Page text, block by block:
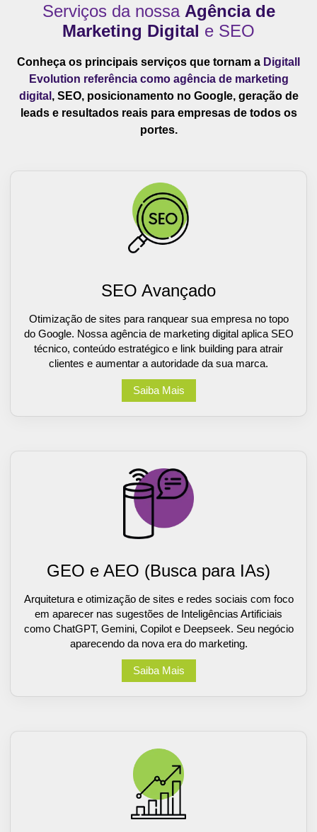
Serviços da nossa Agência de
Marketing Digital e SEO
Conheça os principais serviços que tornam a Digitall
Evolution referência como agência de marketing
digital , SEO, posicionamento no Google, geração de
leads e resultados reais para empresas de todos os
portes.
SEO Avançado
Otimização de sites para ranquear sua empresa no topo
do Google. Nossa agência de marketing digital aplica SEO
técnico, conteúdo estratégico e link building para atrair
clientes e aumentar a autoridade da sua marca.
Saiba Mais
GEO e AEO (Busca para IAs)
Arquitetura e otimização de sites e redes sociais com foco
em aparecer nas sugestões de Inteligências Artificiais
como ChatGPT, Gemini, Copilot e Deepseek. Seu negócio
aparecendo da nova era do marketing.
Saiba Mais